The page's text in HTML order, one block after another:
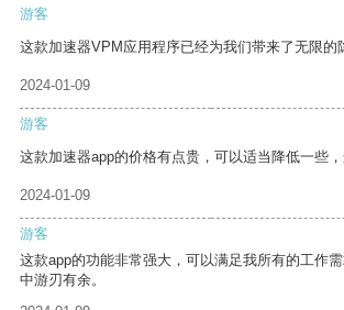
游客
这款加速器VPM应用程序已经为我们带来了无限的
2024-01-09
游客
这款加速器app的价格有点贵，可以适当降低一些，
2024-01-09
游客
这款app的功能非常强大，可以满足我所有的工作
中游刃有余。